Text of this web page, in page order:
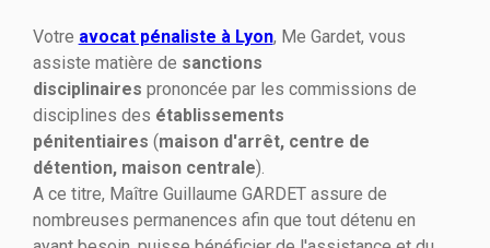
Votre avocat pénaliste à Lyon, Me Gardet, vous
assiste matière de sanctions
disciplinaires prononcée par les commissions de
disciplines des établissements
pénitentiaires (maison d'arrêt, centre de
détention, maison centrale).
A ce titre, Maître Guillaume GARDET assure de
nombreuses permanences afin que tout détenu en